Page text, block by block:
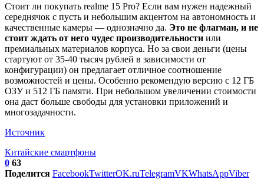
Стоит ли покупать realme 15 Pro? Если вам нужен надежный
середнячок с пусть и небольшим акцентом на автономность и
качественные камеры — однозначно да. Это не флагман, и не
стоит ждать от него чудес производительности или
премиальных материалов корпуса. Но за свои деньги (цены
стартуют от 35-40 тысяч рублей в зависимости от
конфигурации) он предлагает отличное соотношение
возможностей и цены. Особенно рекомендую версию с 12 ГБ
ОЗУ и 512 ГБ памяти. При небольшом увеличении стоимости
она даст больше свободы для установки приложений и
многозадачности.
Источник
Китайские смартфоны
0 63
Поделится FacebookTwitterOK.ruTelegramVKWhatsAppViber